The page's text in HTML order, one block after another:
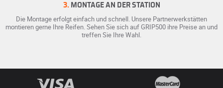
3. MONTAGE AN DER STATION
Die Montage erfolgt einfach und schnell. Unsere Partnerwerkstätten
montieren gerne Ihre Reifen. Sehen Sie sich auf GRIP500 ihre Preise an und
treffen Sie Ihre Wahl.